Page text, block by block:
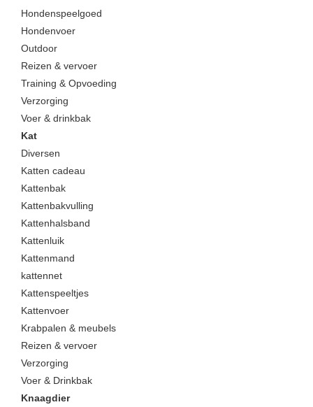
Hondenspeelgoed
Hondenvoer
Outdoor
Reizen & vervoer
Training & Opvoeding
Verzorging
Voer & drinkbak
Kat
Diversen
Katten cadeau
Kattenbak
Kattenbakvulling
Kattenhalsband
Kattenluik
Kattenmand
kattennet
Kattenspeeltjes
Kattenvoer
Krabpalen & meubels
Reizen & vervoer
Verzorging
Voer & Drinkbak
Knaagdier